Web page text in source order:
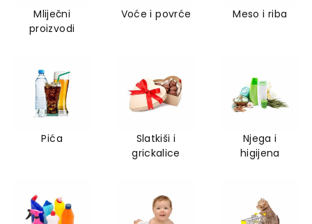
Mliječni
proizvodi
Voće i povrće Meso i riba
Pića
Slatkiši i
grickalice
Njega i
higijena